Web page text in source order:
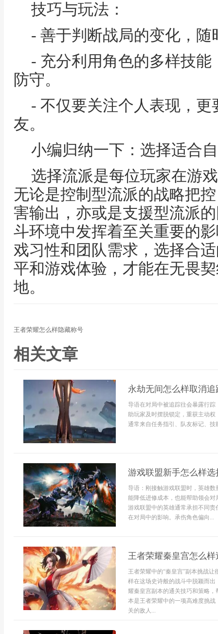
技巧与玩法：
- 善于判断战局的变化，随
- 充分利用角色的多样技
防守。
- 不仅要关注个人表现，
友。
小编归纳一下：选择适合
选择流派是每位玩家在游
无论是控制型流派的战略把
害输出，亦或是支援型流派
斗环境中发挥着至关重要的
戏习性和团队需求，选择合
平和游戏体验，才能在无畏
地。
王者荣耀怎么样隐藏称号
相关文章
永劫无间怎么样取消追
导语在对局中被追踪往会暴露行
助玩家及时摆脱锁定，重获主动
通常来自任务指引、队友标记、技
游戏联盟新手怎么样
导语：刚接触游戏联盟时，英雄
能降低进修成本，也能帮助领会
游戏联盟中的英雄通常承担不同
在对局中的影响。承伤角色偏向...
王者荣耀秦皇宫怎么样
王者荣耀中的“秦皇宫”副本挑战
样在这场史诗般的战斗中脱颖而
耀秦皇宫副本的通关技巧和策略
本是王者荣耀中的一项高难度挑
关的敌人...